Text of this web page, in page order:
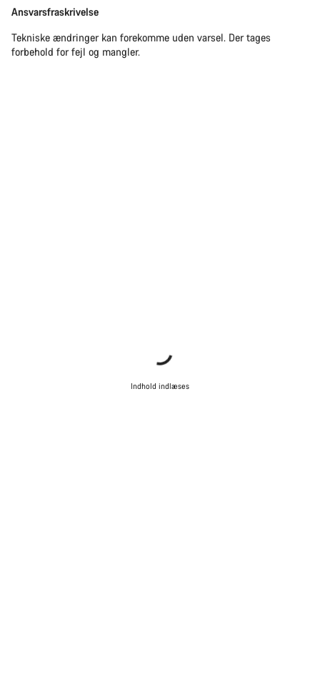
Ansvarsfraskrivelse
Tekniske ændringer kan forekomme uden varsel. Der tages
forbehold for fejl og mangler.
Indhold indlæses